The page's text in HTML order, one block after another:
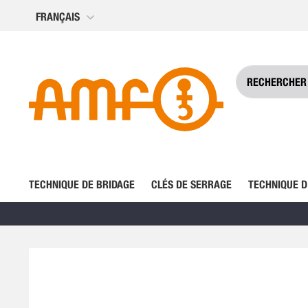
Allez
FRANÇAIS
TECHNIQUE DE BRIDAGE CLÉS DE SERRAGE TECHNIQUE